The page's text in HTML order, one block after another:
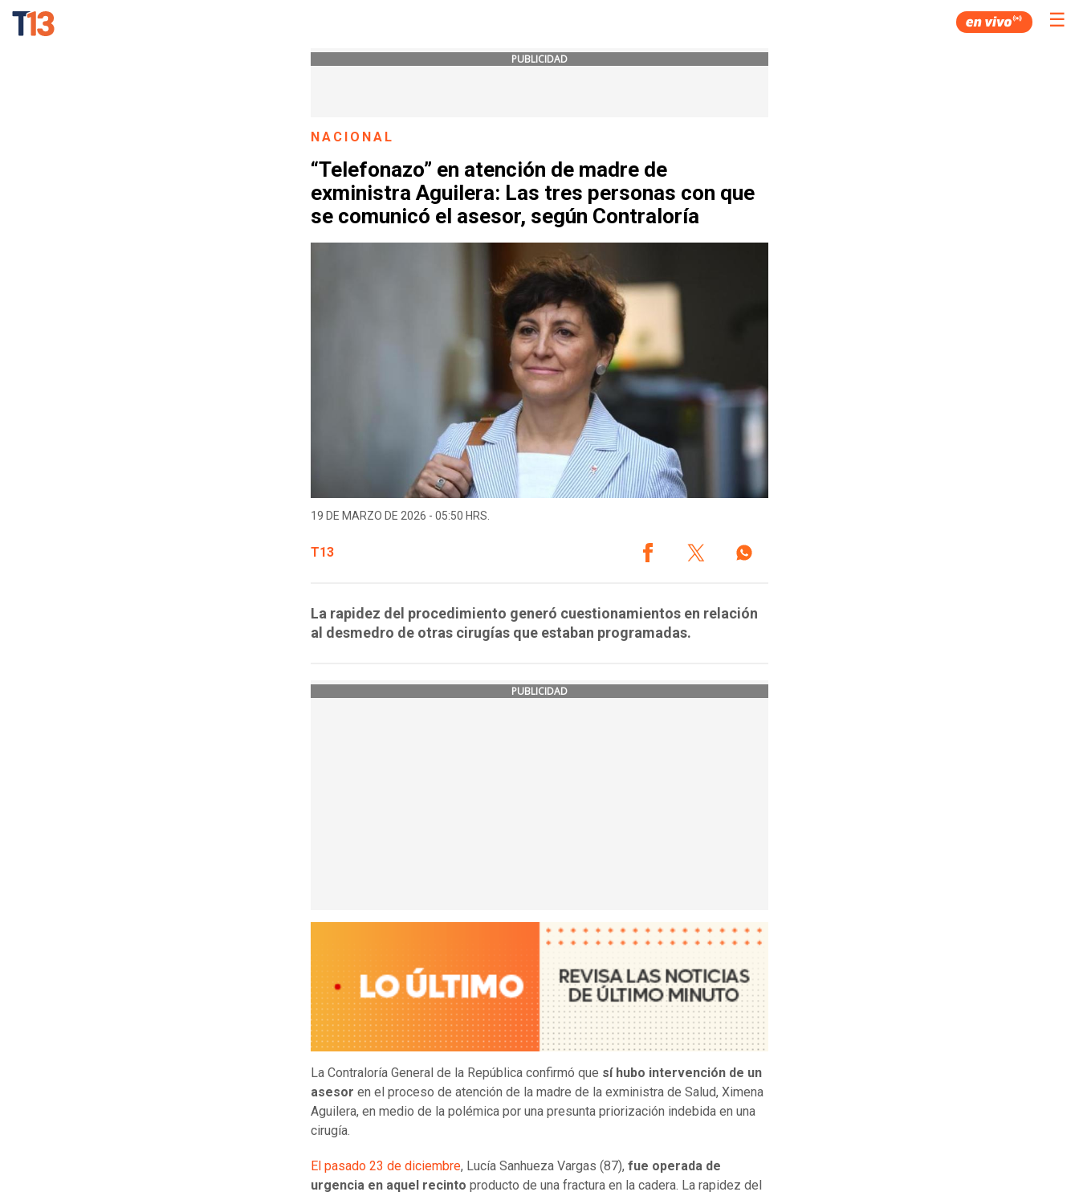
☰
PUBLICIDAD
NACIONAL
“Telefonazo” en atención de madre de
exministra Aguilera: Las tres personas con que
se comunicó el asesor, según Contraloría
19 DE MARZO DE 2026 - 05:50 HRS.
T13
La rapidez del procedimiento generó cuestionamientos en relación
al desmedro de otras cirugías que estaban programadas.
PUBLICIDAD
La Contraloría General de la República confirmó que sí hubo intervención de un
asesor en el proceso de atención de la madre de la exministra de Salud, Ximena
Aguilera, en medio de la polémica por una presunta priorización indebida en una
cirugía.
El pasado 23 de diciembre, Lucía Sanhueza Vargas (87), fue operada de
urgencia en aquel recinto producto de una fractura en la cadera. La rapidez del